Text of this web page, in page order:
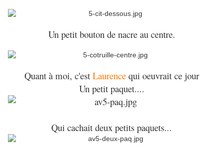
Un petit bouton de nacre au centre.
Quant à moi, c'est Laurencequi oeuvrait ce jour
Un petit paquet....
Qui cachait deux petits paquets...